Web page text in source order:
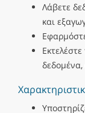
Λάβετε
και